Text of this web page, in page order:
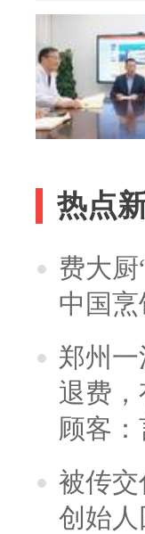
热点
费大
中国
郑州
退费
顾客
被传
创始